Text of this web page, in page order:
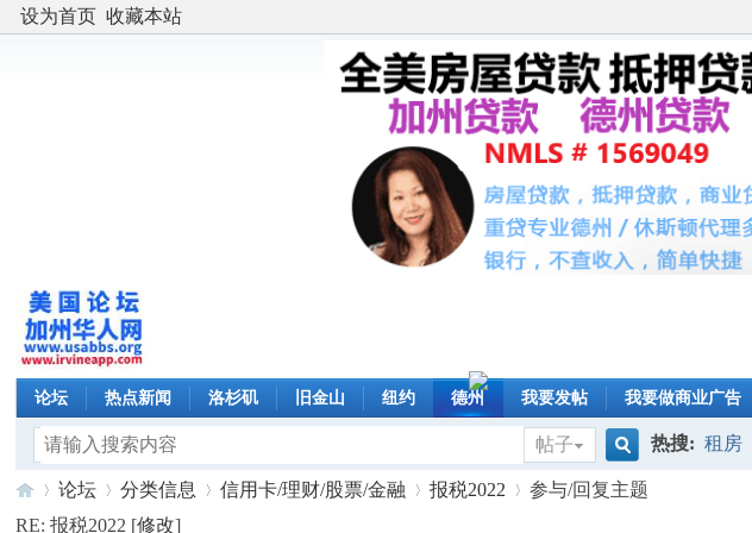
设为首页 收藏本站
论坛 热点新闻 洛杉矶 旧金山 纽约 德州 我要发帖 我要做商业广告
帖子
搜
热搜: 租房
论坛 分类信息 信用卡/理财/股票/金融 报税2022
参与/回复主题
RE: 报税2022 [修改]